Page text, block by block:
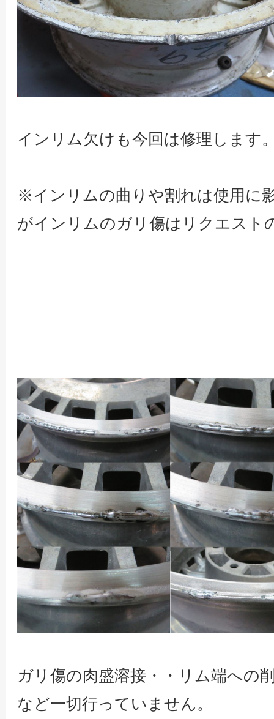
インリム欠けも今回は修理します
※インリムの曲りや割れは使用に
がインリムのガリ傷はリクエスト
ガリ傷の肉盛溶接・・リム端への
など一切行っていません。